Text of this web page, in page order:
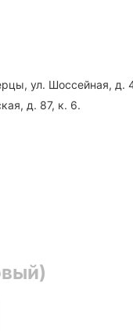
ул. Шоссейная, д.
д. 87, к. 6.